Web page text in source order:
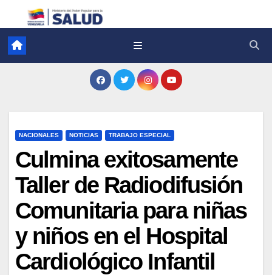
NACIONALES NOTICIAS TRABAJO ESPECIAL
Culmina exitosamente
Taller de Radiodifusión
Comunitaria para niñas
y niños en el Hospital
Cardiológico Infantil